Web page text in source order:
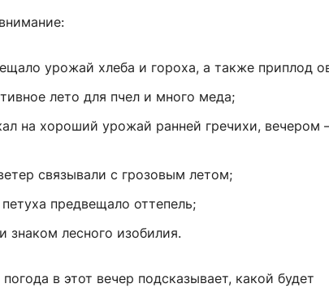
урожай хлеба и гороха, а также приплод
лето для пчел и много меда;
на хороший урожай ранней гречихи, вечером
связывали с грозовым летом;
предвещало оттепель;
знаком лесного изобилия.
в этот вечер подсказывает, какой будет